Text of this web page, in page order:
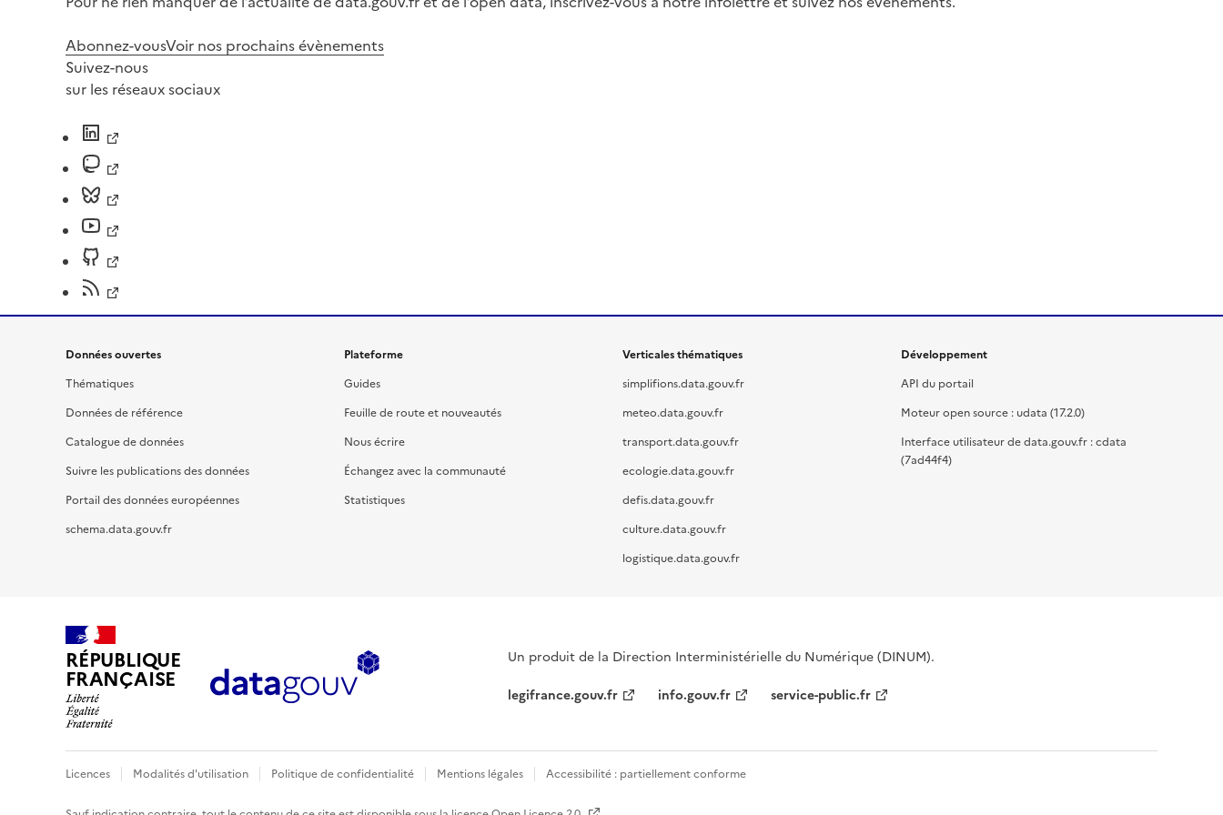
Abonnez-vousVoir nos prochains évènements
Suivez-nous
sur les réseaux sociaux
Données ouvertes
Thématiques
Données de référence
Catalogue de données
Suivre les publications des données
Portail des données européennes
schema.data.gouv.fr
Plateforme
Guides
Feuille de route et nouveautés
Nous écrire
Échangez avec la communauté
Statistiques
Verticales thématiques
simplifions.data.gouv.fr
meteo.data.gouv.fr
transport.data.gouv.fr
ecologie.data.gouv.fr
defis.data.gouv.fr
culture.data.gouv.fr
logistique.data.gouv.fr
Développement
API du portail
Moteur open source : udata (17.2.0)
Interface utilisateur de data.gouv.fr : cdata
(7ad44f4)
RÉPUBLIQUE
FRANÇAISE
Un produit de la Direction Interministérielle du Numérique (DINUM).
legifrance.gouv.fr
info.gouv.fr service-public.fr
Licences Modalités d'utilisation Politique de confidentialité Mentions légales Accessibilité : partiellement conforme